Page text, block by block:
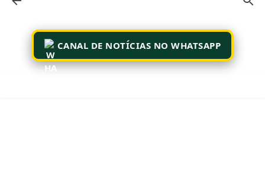
CANAL DE NOTÍCIAS NO WHATSAPP